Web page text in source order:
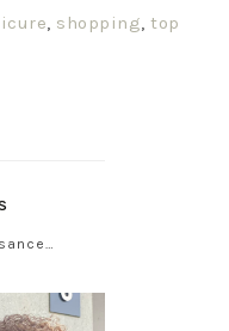
, shopping, top